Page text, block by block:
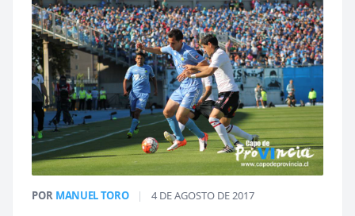
POR MANUEL TORO | 4 DE AGOSTO DE 2017